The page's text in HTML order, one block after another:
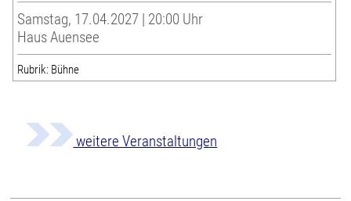
Samstag, 17.04.2027 | 20:00 Uhr
Haus Auensee
Rubrik: Bühne
weitere Veranstaltungen